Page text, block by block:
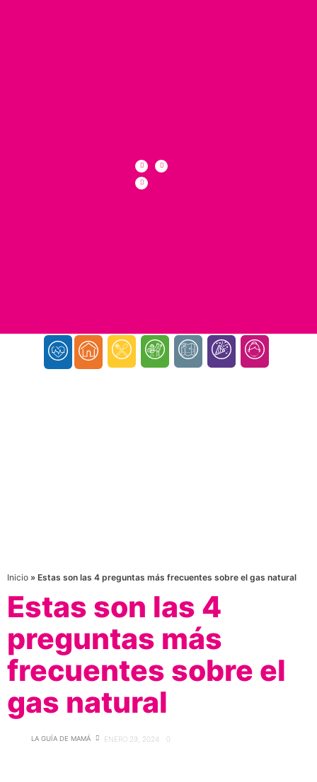
Inicio » Estas son las 4 preguntas más frecuentes sobre el gas natural
Estas son las 4
preguntas más
frecuentes sobre el
gas natural
LA GUÍA DE MAMÁ ENERO 29, 2024 0